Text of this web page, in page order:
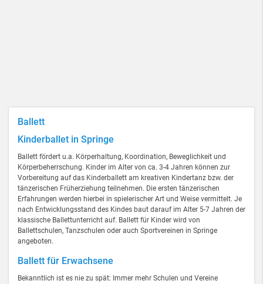
Ballett
Kinderballet in Springe
Ballett fördert u.a. Körperhaltung, Koordination, Beweglichkeit und
Körperbeherrschung. Kinder im Alter von ca. 3-4 Jahren können zur
Vorbereitung auf das Kinderballett am kreativen Kindertanz bzw. der
tänzerischen Früherziehung teilnehmen. Die ersten tänzerischen
Erfahrungen werden hierbei in spielerischer Art und Weise vermittelt. Je
nach Entwicklungsstand des Kindes baut darauf im Alter 5-7 Jahren der
klassische Ballettunterricht auf. Ballett für Kinder wird von
Ballettschulen, Tanzschulen oder auch Sportvereinen in Springe
angeboten.
Ballett für Erwachsene
Bekanntlich ist es nie zu spät: Immer mehr Schulen und Vereine